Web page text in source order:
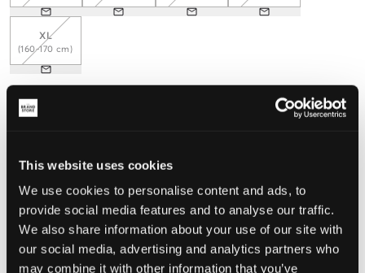
This website uses cookies
We use cookies to personalise content and ads, to
provide social media features and to analyse our traffic.
We also share information about your use of our site with
our social media, advertising and analytics partners who
may combine it with other information that you’ve
XL
(160-170 cm)
Opplevd størrelse
VELG EN STØRRELSE
Rask levering